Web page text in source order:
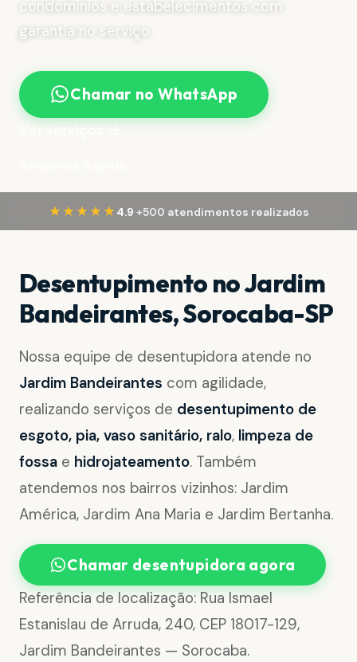
condomínios e estabelecimentos com
garantia no serviço.
Chamar no WhatsApp
Ver serviços →
★★★★★ 4.9·+500 atendimentos realizados
Desentupimento no Jardim
Bandeirantes, Sorocaba-SP
Nossa equipe de desentupidora atende no
Jardim Bandeirantes com agilidade,
realizando serviços de desentupimento de
esgoto, pia, vaso sanitário, ralo, limpeza de
fossa e hidrojateamento. Também
atendemos nos bairros vizinhos: Jardim
América, Jardim Ana Maria e Jardim Bertanha.
Chamar desentupidora agora
Referência de localização: Rua Ismael
Estanislau de Arruda, 240, CEP 18017-129,
Jardim Bandeirantes — Sorocaba.